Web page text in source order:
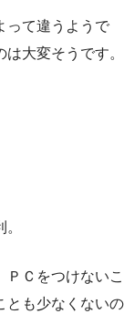
って違うようで
大変そうです。
Ｃをつけないこ
とも少なくないの